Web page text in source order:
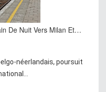
De Nuit Vers Milan Et…
néerlandais, poursuit